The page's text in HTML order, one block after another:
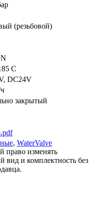
(резьбовой)
C
DC24V
закрытый
, WaterValve
право изменять
вид и комплектность без